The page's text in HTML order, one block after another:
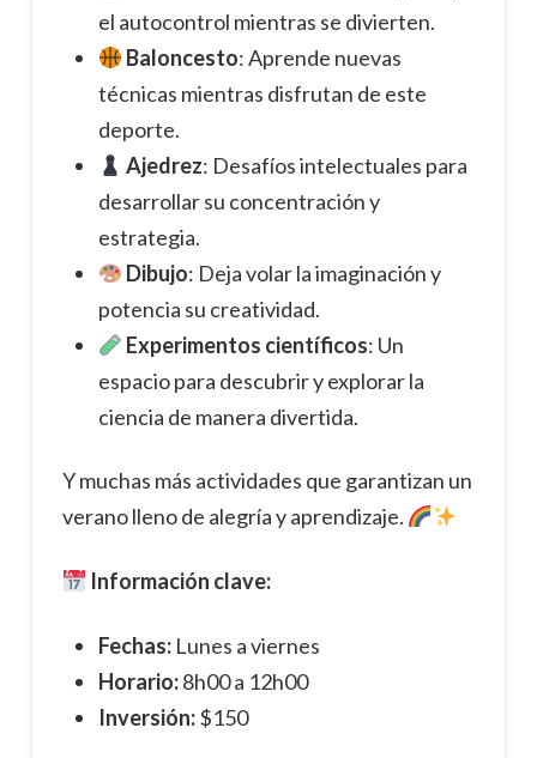
el autocontrol mientras se divierten.
Baloncesto: Aprende nuevas
técnicas mientras disfrutan de este
deporte.
Ajedrez: Desafíos intelectuales para
desarrollar su concentración y
estrategia.
Dibujo: Deja volar la imaginación y
potencia su creatividad.
Experimentos científicos: Un
espacio para descubrir y explorar la
ciencia de manera divertida.
Y muchas más actividades que garantizan un
verano lleno de alegría y aprendizaje.
Información clave:
Fechas:Lunes a viernes
Horario:8h00 a 12h00
Inversión:$150